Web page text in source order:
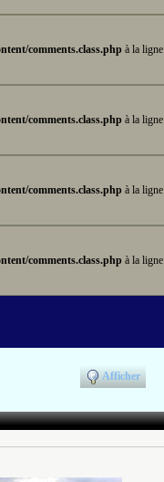
comments.class.php à la ligne
comments.class.php à la ligne
comments.class.php à la ligne
comments.class.php à la ligne
Afficher